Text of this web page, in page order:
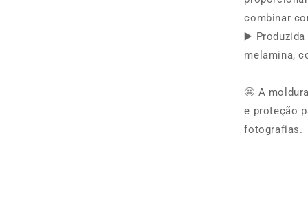
combinar
▶️ Produzida
melamina,
🤩 A
e proteção
fotografias.